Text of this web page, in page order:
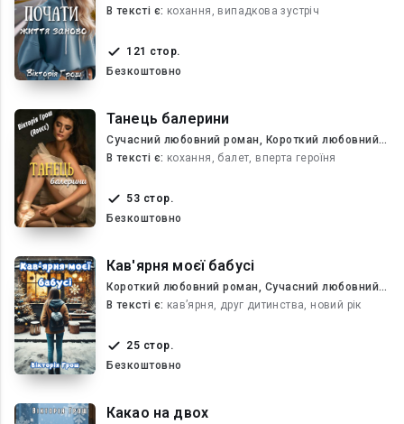
В текcті є: кохання, випадкова зустріч
121 стор.
Безкоштовно
Танець балерини
Сучасний любовний роман, Короткий любовний
роман
В текcті є: кохання, балет, вперта героїня
53 стор.
Безкоштовно
Кав'ярня моєї бабусі
Короткий любовний роман, Сучасний любовний
роман
В текcті є: кав’ярня, друг дитинства, новий рік
25 стор.
Безкоштовно
Какао на двох